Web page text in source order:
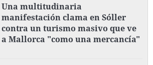
Una multitudinaria
manifestación clama en Sóller
contra un turismo masivo que ve
a Mallorca "como una mercancía"